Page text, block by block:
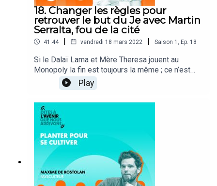
18. Changer les règles pour
retrouver le but du Je avec Martin
Serralta, fou de la cité
41:44 | vendredi 18 mars 2022 | Saison 1 Ep. 18
Si le Dalaï Lama et Mère Theresa jouent au
Monopoly la fin est toujours la même ; ce n’est
pas un problème de joueurs, c’est un problème de
jeu. Une réflexion sur le but du Je/Jeu, tout autant
conversation avec Martin Serralta, prospectiviste
des organisations, agitateur de statu quo, fou de
la cité, dont le propos comme le purpose est le
« vivre » et « l’agir ensemble ».
Play